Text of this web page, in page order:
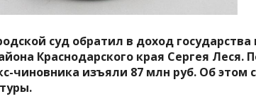
суд обратил в доход
Краснодарского края Сергея Леся.
чиновника изъяли 87 млн руб. Об этом